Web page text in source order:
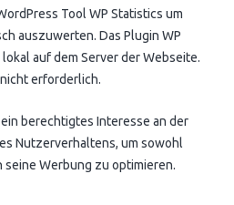
Tool WP Statistics um
auszuwerten. Das Plugin WP
auf dem Server der Webseite.
erforderlich.
berechtigtes Interesse an der
Nutzerverhaltens, um sowohl
seine Werbung zu optimieren.